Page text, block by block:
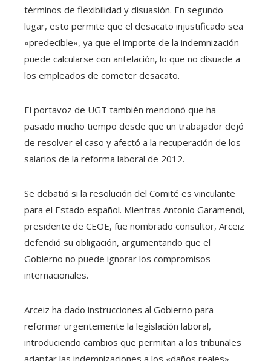
términos de flexibilidad y disuasión. En segundo
lugar, esto permite que el desacato injustificado sea
«predecible», ya que el importe de la indemnización
puede calcularse con antelación, lo que no disuade a
los empleados de cometer desacato.
El portavoz de UGT también mencionó que ha
pasado mucho tiempo desde que un trabajador dejó
de resolver el caso y afectó a la recuperación de los
salarios de la reforma laboral de 2012.
Se debatió si la resolución del Comité es vinculante
para el Estado español. Mientras Antonio Garamendi,
presidente de CEOE, fue nombrado consultor, Arceiz
defendió su obligación, argumentando que el
Gobierno no puede ignorar los compromisos
internacionales.
Arceiz ha dado instrucciones al Gobierno para
reformar urgentemente la legislación laboral,
introduciendo cambios que permitan a los tribunales
adaptar las indemnizaciones a los «daños reales»